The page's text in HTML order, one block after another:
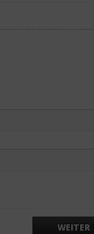
WEITER